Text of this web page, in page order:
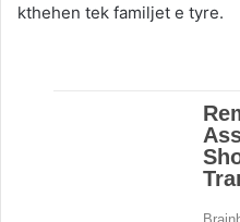
kthehen tek familjet e tyre.